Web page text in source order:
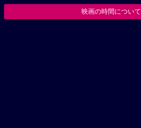
映画の時間について